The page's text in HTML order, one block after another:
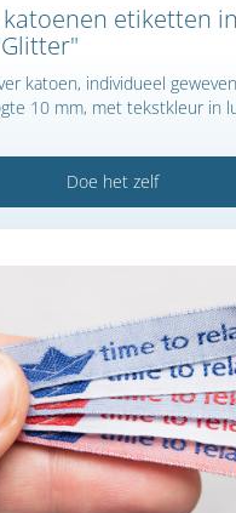
katoenen etiketten
katoen, individueel
10 mm, met tekstkleur in
Doe het zelf